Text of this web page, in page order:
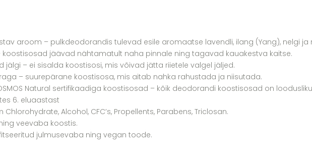
aroom – pulkdeodorandis tulevad esile aromaatse lavendli, ilang (Yang), nelgi
koostisosad jäävad nähtamatult naha pinnale ning tagavad kauakestva kaitse.
jälgi – ei sisalda koostisosi, mis võivad jätta riietele valgel jäljed.
– suurepärane koostisosa, mis aitab nahka rahustada ja niisutada.
Natural sertifikaadiga koostisosad – kõik deodorandi koostisosad on
6. eluaastast
Chlorohydrate, Alcohol, CFC’s, Propellents, Parabens, Triclosan.
veevaba koostis.
julmusevaba ning vegan toode.